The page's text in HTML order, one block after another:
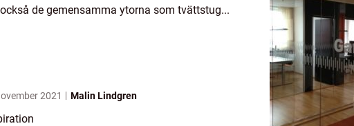
också de gemensamma ytorna som tvättstug...
2021 Malin Lindgren